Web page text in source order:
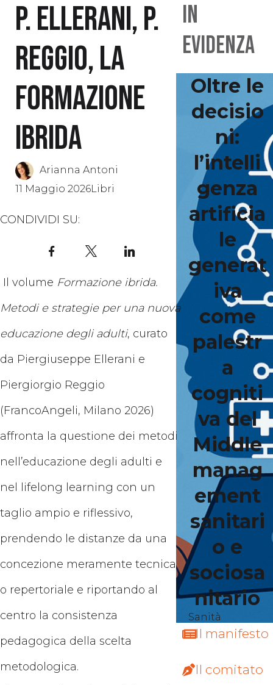
P. Ellerani, P.
Reggio, La
formazione
ibrida
Arianna Antoni
11 Maggio 2026Libri
CONDIVIDI SU:
Facebook
Il volume Formazione ibrida.
Metodi e strategie per una nuova
educazione degli adulti, curato
da Piergiuseppe Ellerani e
Piergiorgio Reggio
(FrancoAngeli, Milano 2026)
affronta la questione dei metodi
nell’educazione degli adulti e
nel lifelong learning con un
taglio ampio e riflessivo,
prendendo le distanze da una
concezione meramente tecnica
o repertoriale e riportando al
centro la consistenza
pedagogica della scelta
metodologica.
IN
EVIDENZA
Oltre le
decisio
ni:
l’intelli
genza
artificia
le
generat
iva
come
palestr
a
cogniti
va del
Middle
manag
ement
sanitari
o e
sociosa
nitario
Sanità
Il manifesto
Il comitato